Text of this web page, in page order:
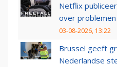
Netflix
over
03-08-2026, 13:22
Brussel geeft
Nederlandse